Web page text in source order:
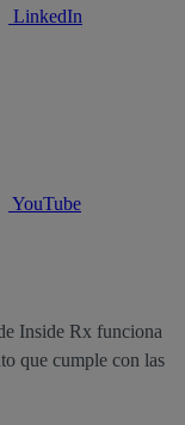
LinkedIn
YouTube
Inside Rx funciona
que cumple con las